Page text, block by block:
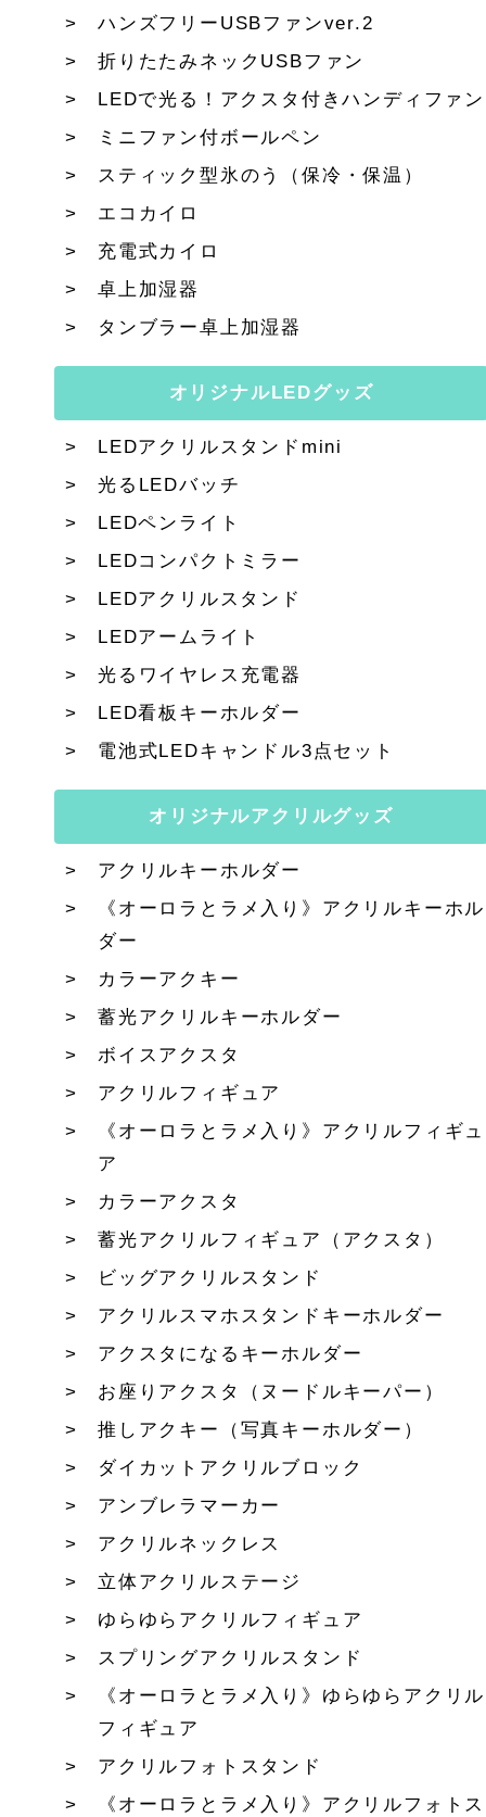
ハンズフリーUSBファンver.2
折りたたみネックUSBファン
LEDで光る！アクスタ付きハンディファン
ミニファン付ボールペン
スティック型氷のう（保冷・保温）
エコカイロ
充電式カイロ
卓上加湿器
タンブラー卓上加湿器
オリジナルLEDグッズ
LEDアクリルスタンドmini
光るLEDバッチ
LEDペンライト
LEDコンパクトミラー
LEDアクリルスタンド
LEDアームライト
光るワイヤレス充電器
LED看板キーホルダー
電池式LEDキャンドル3点セット
オリジナルアクリルグッズ
アクリルキーホルダー
《オーロラとラメ入り》アクリルキーホル
ダー
カラーアクキー
蓄光アクリルキーホルダー
ボイスアクスタ
アクリルフィギュア
《オーロラとラメ入り》アクリルフィギュ
ア
カラーアクスタ
蓄光アクリルフィギュア（アクスタ）
ビッグアクリルスタンド
アクリルスマホスタンドキーホルダー
アクスタになるキーホルダー
お座りアクスタ（ヌードルキーパー）
推しアクキー（写真キーホルダー）
ダイカットアクリルブロック
アンブレラマーカー
アクリルネックレス
立体アクリルステージ
ゆらゆらアクリルフィギュア
スプリングアクリルスタンド
《オーロラとラメ入り》ゆらゆらアクリル
フィギュア
アクリルフォトスタンド
《オーロラとラメ入り》アクリルフォトス